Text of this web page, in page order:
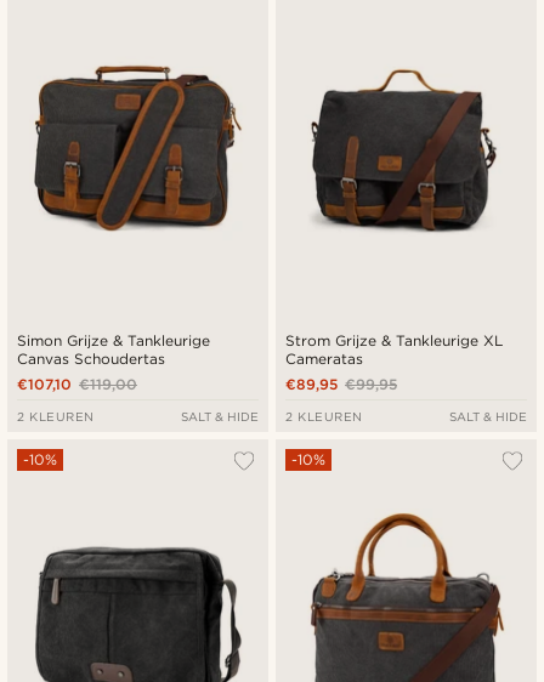
Simon Grijze & Tankleurige
Canvas Schoudertas
€119,00
€107,10
2 KLEUREN SALT & HIDE
Strom Grijze & Tankleurige XL
Cameratas
€99,95
€89,95
2 KLEUREN SALT & HIDE
-10% -10%